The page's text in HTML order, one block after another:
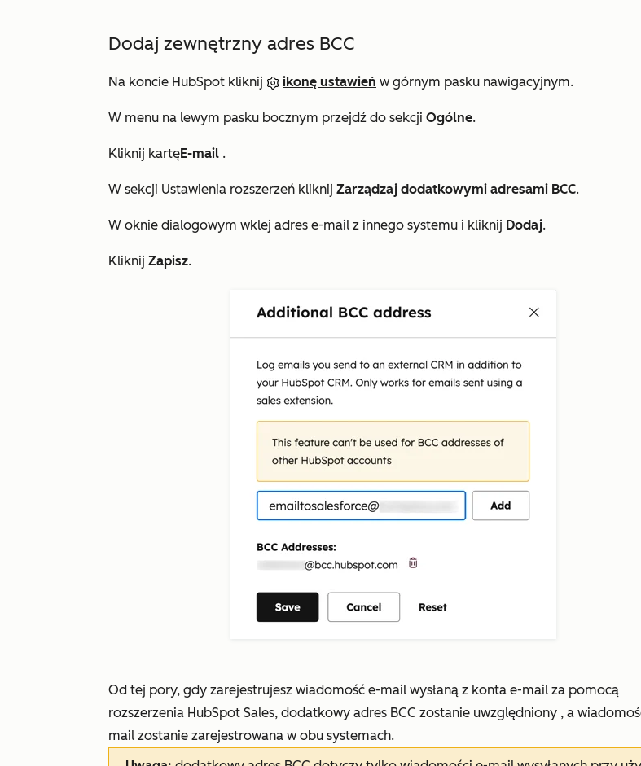
Dodaj zewnętrzny adres BCC
Na koncie HubSpot kliknij ikonę ustawień w górnym pasku nawigacyjnym.
W menu na lewym pasku bocznym przejdź do sekcji Ogólne.
Kliknij kartęE-mail .
W sekcji Ustawienia rozszerzeń kliknij Zarządzaj dodatkowymi adresami BCC.
W oknie dialogowym wklej adres e-mail z innego systemu i kliknij Dodaj.
Kliknij Zapisz.
Od tej pory, gdy zarejestrujesz wiadomość e-mail wysłaną z konta e-mail za pomocą
rozszerzenia HubSpot Sales, dodatkowy adres BCC zostanie uwzględniony , a
mail zostanie zarejestrowana w obu systemach.